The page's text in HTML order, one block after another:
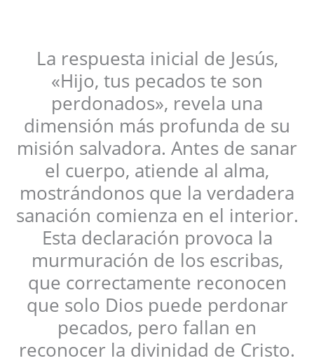
La respuesta inicial de Jesús,
«Hijo, tus pecados te son
perdonados», revela una
dimensión más profunda de su
misión salvadora. Antes de sanar
el cuerpo, atiende al alma,
mostrándonos que la verdadera
sanación comienza en el interior.
Esta declaración provoca la
murmuración de los escribas,
que correctamente reconocen
que solo Dios puede perdonar
pecados, pero fallan en
reconocer la divinidad de Cristo.